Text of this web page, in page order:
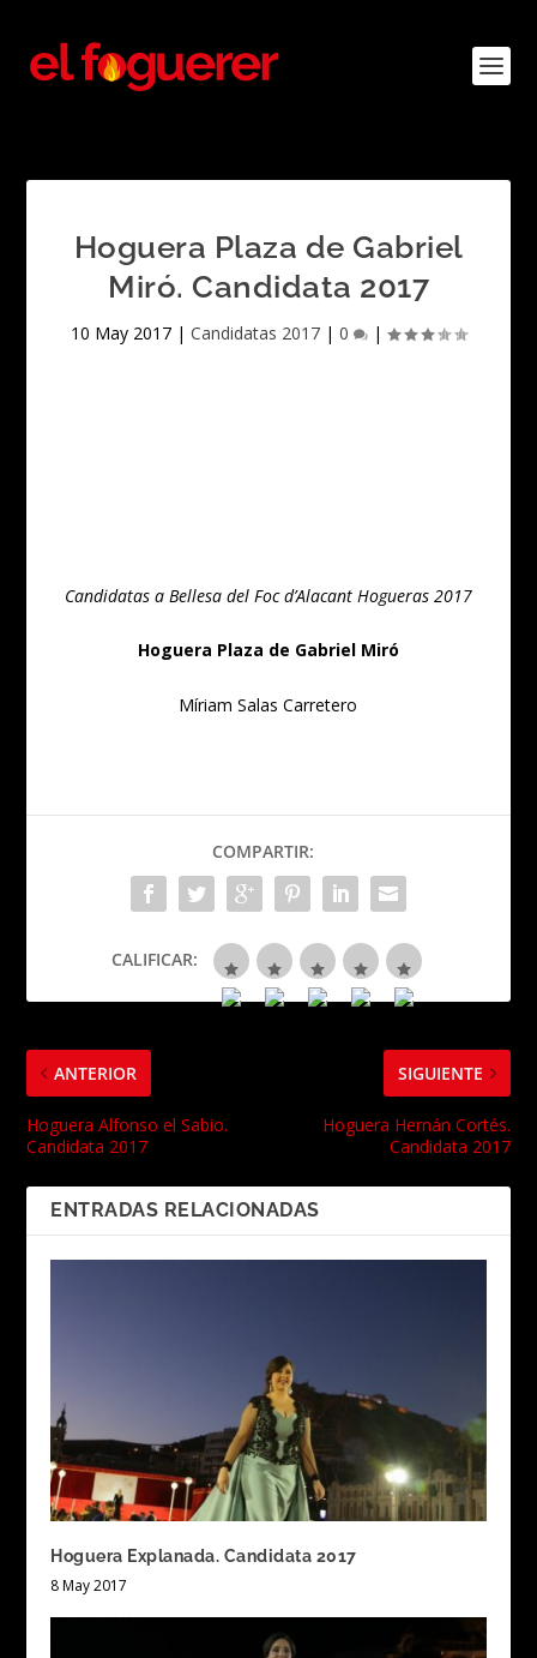
Hoguera Plaza de Gabriel
Miró. Candidata 2017
10 May 2017 | Candidatas 2017 | 0 |
Candidatas a Bellesa del Foc d’Alacant Hogueras 2017
Hoguera Plaza de Gabriel Miró
Míriam Salas Carretero
COMPARTIR:
CALIFICAR:
ANTERIOR
Hoguera Alfonso el Sabio.
Candidata 2017
SIGUIENTE
Hoguera Hernán Cortés.
Candidata 2017
ENTRADAS RELACIONADAS
Hoguera Explanada. Candidata 2017
8 May 2017